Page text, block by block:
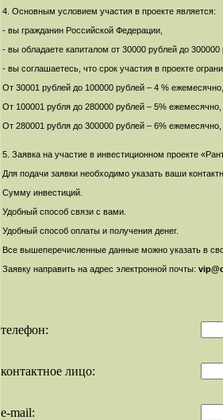
4. Основным условием участия в проекте является:
- вы гражданин Российской Федерации,
- вы обладаете капиталом от 30000 рублей до 300000
- вы соглашаетесь, что срок участия в проекте
От 30001 рублей до 100000 рублей – 4 %
От 100001 рубля до 280000 рублей – 5% ежемесячно,
От 280001 рубля до 300000 рублей – 6% ежемесячно,
5. Заявка на участие в инвестиционном проекте
Для подачи заявки необходимо указать ваши
Сумму инвестиций.
Удобный способ связи с вами.
Удобный способ оплаты и получения денег.
Все вышеперечисленные данные можно указать в
Заявку направить на адрес электронной почты:
телефон:
контактное лицо:
e-mail: